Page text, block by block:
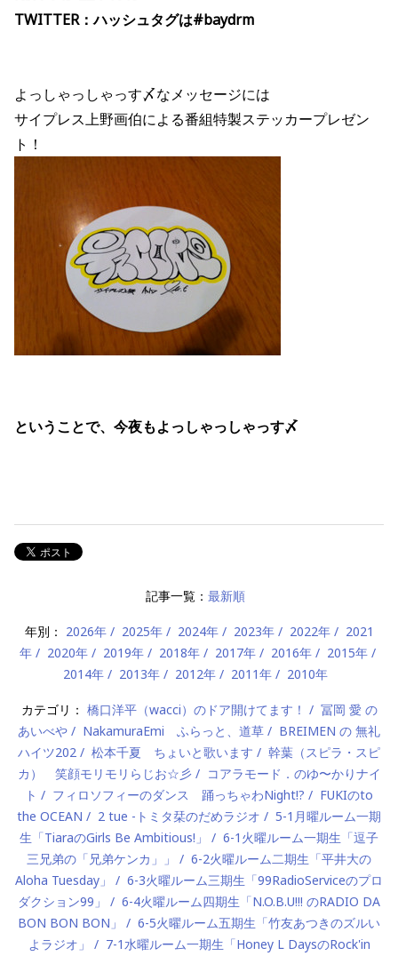
TWITTER：ハッシュタグは#baydrm
よっしゃっしゃっす〆なメッセージには
サイプレス上野画伯による番組特製ステッカープレゼン
ト！
ということで、今夜もよっしゃっしゃっす〆
記事一覧： 最新順
年別： 2026年 2025年 2024年 2023年 2022年
2021
年
2020年 2019年 2018年 2017年 2016年
2015年
2014年
2013年 2012年 2011年 2010年
カテゴリ： 橋口洋平（wacci）のドア開けてます！
冨岡 愛 の
あいべや
NakamuraEmi ふらっと、道草
BREIMEN の 無礼
ハイツ202
松本千夏 ちょいと歌います
幹葉（スピラ・スピ
カ） 笑顔モリモリらじお☆彡
コアラモード．のゆ〜かりナイ
ト
フィロソフィーのダンス 踊っちゃわNight!?
FUKIのto
the OCEAN
2 tue -トミタ栞のだめラジオ
5-1月曜ルーム一期
生「TiaraのGirls Be Ambitious!」
6-1火曜ルーム一期生「逗子
三兄弟の「兄弟ケンカ」」
6-2火曜ルーム二期生「平井大の
Aloha Tuesday」
6-3火曜ルーム三期生「99RadioServiceのプロ
ダクション99」
6-4火曜ルーム四期生「N.O.B.U!!! のRADIO DA
BON BON BON」
6-5火曜ルーム五期生「竹友あつきのズルい
よラジオ」
7-1水曜ルーム一期生「Honey L DaysのRock'in